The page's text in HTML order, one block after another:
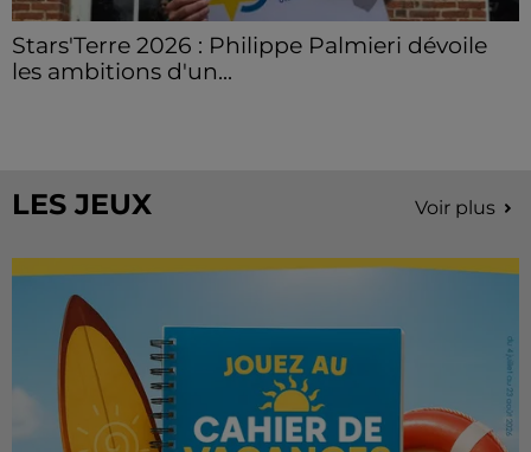
Stars'Terre 2026 : Philippe Palmieri dévoile
les ambitions d'un...
LES JEUX Voir plus